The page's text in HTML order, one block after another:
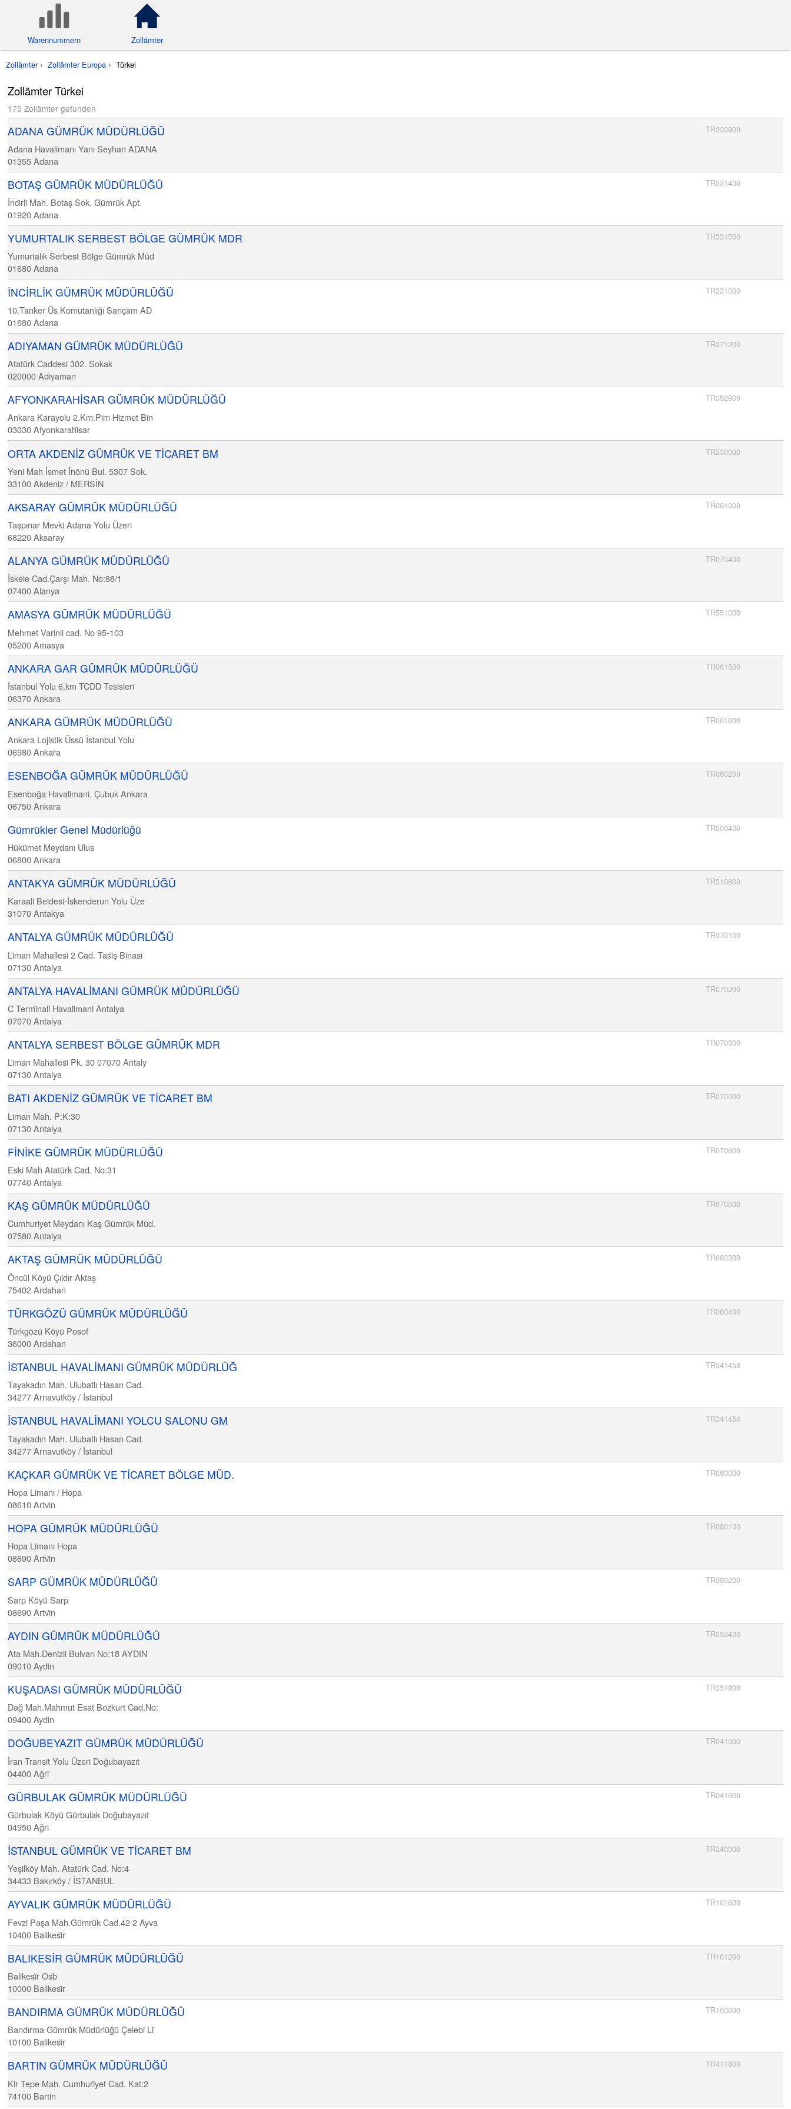
Warennummern Zollämter
Zollämter Zollämter Europa Türkei
Zollämter Türkei
175 Zollämter gefunden
ADANA GÜMRÜK MÜDÜRLÜĞÜ TR330900
Adana Havalimanı Yanı Seyhan ADANA
01355Adana
BOTAŞ GÜMRÜK MÜDÜRLÜĞÜ TR331400
İnci̇rli̇ Mah. Botaş Sok. Gümrük Apt.
01920Adana
YUMURTALIK SERBEST BÖLGE GÜMRÜK MDR TR331500
Yumurtalık Serbest Bölge Gümrük Müd
01680Adana
İNCİRLİK GÜMRÜK MÜDÜRLÜĞÜ TR331000
10.Tanker Üs Komutanlığı Sarıçam AD
01680Adana
ADIYAMAN GÜMRÜK MÜDÜRLÜĞÜ TR271200
Atatürk Caddesi 302. Sokak
020000Adiyaman
AFYONKARAHİSAR GÜMRÜK MÜDÜRLÜĞÜ TR352900
Ankara Karayolu 2.Km.Pim Hizmet Bin
03030Afyonkarahi̇sar
ORTA AKDENİZ GÜMRÜK VE TİCARET BM TR330000
Yeni Mah İsmet İnönü Bul. 5307 Sok.
33100Akdeniz / MERSİN
AKSARAY GÜMRÜK MÜDÜRLÜĞÜ TR061000
Taşpınar Mevki Adana Yolu Üzeri
68220Aksaray
ALANYA GÜMRÜK MÜDÜRLÜĞÜ TR070400
İskele Cad.Çarşı Mah. No:88/1
07400Alanya
AMASYA GÜMRÜK MÜDÜRLÜĞÜ TR551000
Mehmet Varinli cad. No 95-103
05200Amasya
ANKARA GAR GÜMRÜK MÜDÜRLÜĞÜ TR061500
İstanbul Yolu 6.km TCDD Tesisleri
06370Ankara
ANKARA GÜMRÜK MÜDÜRLÜĞÜ TR061600
Ankara Lojistik Üssü İstanbul Yolu
06980Ankara
ESENBOĞA GÜMRÜK MÜDÜRLÜĞÜ TR060200
Esenboğa Havali̇mani, Çubuk Ankara
06750Ankara
Gümrükler Genel Müdürlüğü TR000400
Hükümet Meydanı Ulus
06800Ankara
ANTAKYA GÜMRÜK MÜDÜRLÜĞÜ TR310800
Karaali Beldesi-İskenderun Yolu Üze
31070Antakya
ANTALYA GÜMRÜK MÜDÜRLÜĞÜ TR070100
Li̇man Mahallesi̇ 2 Cad. Tasi̇ş Bi̇nasi
07130Antalya
ANTALYA HAVALİMANI GÜMRÜK MÜDÜRLÜĞÜ TR070200
C Termi̇nali̇ Havali̇mani Antalya
07070Antalya
ANTALYA SERBEST BÖLGE GÜMRÜK MDR TR070300
Li̇man Mahallesi̇ Pk. 30 07070 Antaly
07130Antalya
BATI AKDENİZ GÜMRÜK VE TİCARET BM TR070000
Liman Mah. P:K:30
07130Antalya
FİNİKE GÜMRÜK MÜDÜRLÜĞÜ TR070600
Eski Mah Atatürk Cad. No:31
07740Antalya
KAŞ GÜMRÜK MÜDÜRLÜĞÜ TR070500
Cumhuriyet Meydanı Kaş Gümrük Müd.
07580Antalya
AKTAŞ GÜMRÜK MÜDÜRLÜĞÜ TR080300
Öncül Köyü Çıldır Aktaş
75402Ardahan
TÜRKGÖZÜ GÜMRÜK MÜDÜRLÜĞÜ TR080400
Türkgözü Köyü Posof
36000Ardahan
İSTANBUL HAVALİMANI GÜMRÜK MÜDÜRLÜĞ TR341453
Tayakadın Mah. Ulubatlı Hasan Cad.
34277Arnavutköy / İstanbul
İSTANBUL HAVALİMANI YOLCU SALONU GM TR341454
Tayakadın Mah. Ulubatlı Hasan Cad.
34277Arnavutköy / İstanbul
KAÇKAR GÜMRÜK VE TİCARET BÖLGE MÜD. TR080000
Hopa Limanı / Hopa
08610Artvin
HOPA GÜMRÜK MÜDÜRLÜĞÜ TR080100
Hopa Limanı Hopa
08690Artvi̇n
SARP GÜMRÜK MÜDÜRLÜĞÜ TR080200
Sarp Köyü Sarp
08690Artvi̇n
AYDIN GÜMRÜK MÜDÜRLÜĞÜ TR353400
Ata Mah.Denizli Bulvarı No:18 AYDIN
09010Aydin
KUŞADASI GÜMRÜK MÜDÜRLÜĞÜ TR351800
Dağ Mah.Mahmut Esat Bozkurt Cad.No:
09400Aydin
DOĞUBEYAZIT GÜMRÜK MÜDÜRLÜĞÜ TR041500
İran Transit Yolu Üzeri Doğubayazıt
04400Ağri
GÜRBULAK GÜMRÜK MÜDÜRLÜĞÜ TR041600
Gürbulak Köyü Gürbulak Doğubayazıt
04950Ağri
İSTANBUL GÜMRÜK VE TİCARET BM TR340000
Yeşilköy Mah. Atatürk Cad. No:4
34433 Bakırköy / İSTANBUL
AYVALIK GÜMRÜK MÜDÜRLÜĞÜ TR161600
Fevzi Paşa Mah.Gümrük Cad.42 2 Ayva
10400 Balikesi̇r
BALIKESİR GÜMRÜK MÜDÜRLÜĞÜ TR161200
Balikesi̇r Osb
10000 Balikesi̇r
BANDIRMA GÜMRÜK MÜDÜRLÜĞÜ TR160600
Bandırma Gümrük Müdürlüğü Çelebi Li
10100 Balikesi̇r
BARTIN GÜMRÜK MÜDÜRLÜĞÜ TR411800
Kir Tepe Mah. Cumhuri̇yet Cad. Kat:2
74100 Bartin